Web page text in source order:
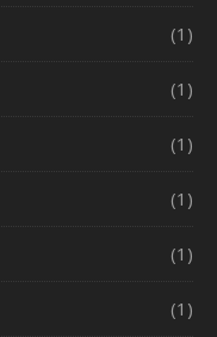
(1)
(1)
(1)
(1)
(1)
(1)